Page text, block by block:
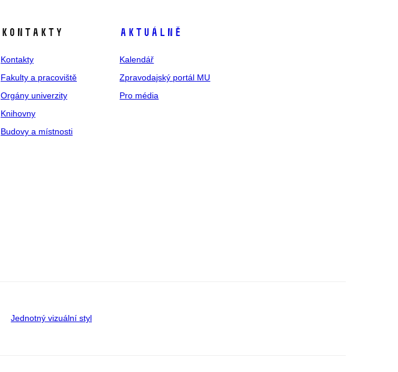
Kontakty
Kontakty
Fakulty a pracoviště
Orgány univerzity
Knihovny
Budovy a místnosti
Aktuálně
Kalendář
Zpravodajský portál MU
Pro média
Jednotný vizuální styl